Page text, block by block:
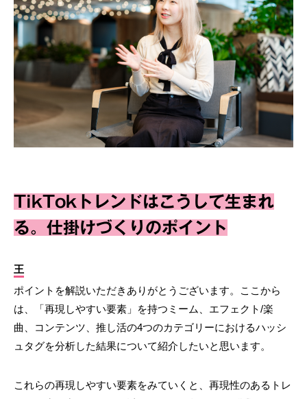
TikTokトレンドはこうして生まれ
る。仕掛けづくりのポイント
王
ポイントを解説いただきありがとうございます。ここから
は、「再現しやすい要素」を持つミーム、エフェクト/楽
曲、コンテンツ、推し活の4つのカテゴリーにおけるハッシ
ュタグを分析した結果について紹介したいと思います。
これらの再現しやすい要素をみていくと、再現性のあるトレ